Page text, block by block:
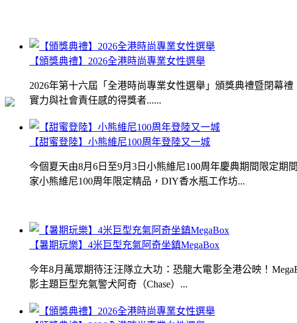
【頒獎典禮】2026全港時尚專業女性選舉
2026年第十六屆「全港時尚專業女性選舉」頒獎典禮暨閉幕
實力與社會責任感的得獎者......
【暑期玩樂】4米巨型充氣阿奇坐鎮MegaBox
今年8月萬眾期待汪汪隊立大功：恐龍大電影全港公映！
影主題巨型充氣警犬阿奇（Chase）...
【甜蜜登陸】小熊維尼100周年登陸又一城
今個夏天由8月6日至9月3日小熊維尼100周年慶典期間限定
家小熊維尼100周年限定精品，DIY香水瓶工作坊...